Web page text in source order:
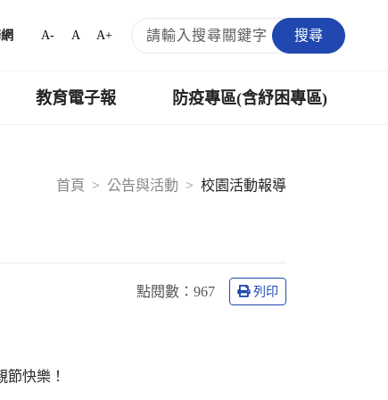
A- A A+ 搜尋
教育電子報 防疫專區(含紓困專區)
首頁
公告與活動 校園活動報導
點閱數： 967 列印
快樂！